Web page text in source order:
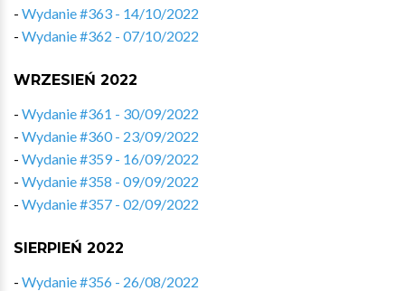
- Wydanie #363 - 14/10/2022
- Wydanie #362 - 07/10/2022
WRZESIEŃ 2022
- Wydanie #361 - 30/09/2022
- Wydanie #360 - 23/09/2022
- Wydanie #359 - 16/09/2022
- Wydanie #358 - 09/09/2022
- Wydanie #357 - 02/09/2022
SIERPIEŃ 2022
- Wydanie #356 - 26/08/2022